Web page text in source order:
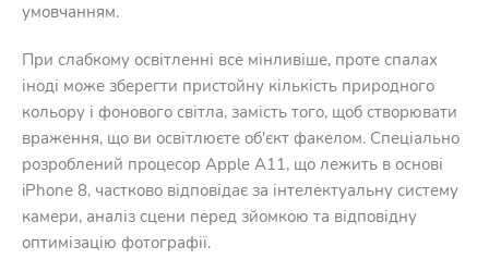
умовчанням.
При слабкому освітленні все мінливіше, проте спалах
іноді може зберегти пристойну кількість природного
кольору і фонового світла, замість того, щоб створювати
враження, що ви освітлюєте об'єкт факелом. Спеціально
розроблений процесор Apple A11, що лежить в основі
iPhone 8, частково відповідає за інтелектуальну систему
камери, аналіз сцени перед зйомкою та відповідну
оптимізацію фотографії.